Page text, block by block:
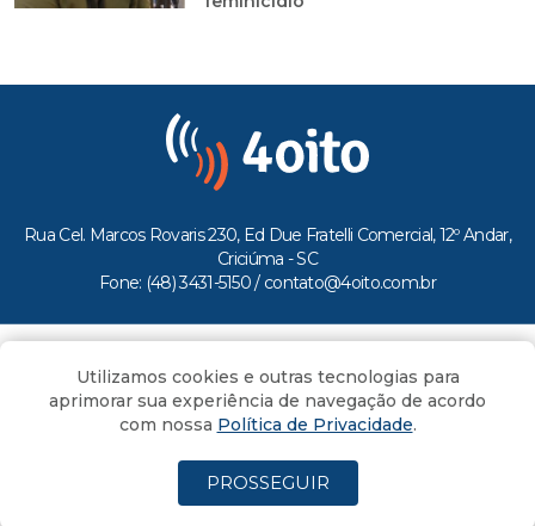
Rua Cel. Marcos Rovaris 230, Ed Due Fratelli Comercial, 12º Andar,
Criciúma - SC
Fone: (48) 3431-5150 / contato@4oito.com.br
Todos os direitos reservados ao Portal 4oito
Utilizamos cookies e outras tecnologias para
aprimorar sua experiência de navegação de acordo
com nossa Política de Privacidade.
PROSSEGUIR